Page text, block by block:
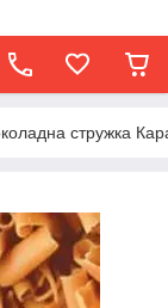
стружка